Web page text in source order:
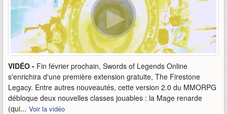
VIDÉO - Fin février prochain, Swords of Legends Online
s'enrichira d'une première extension gratuite, The Firestone
Legacy. Entre autres nouveautés, cette version 2.0 du MMORPG
débloque deux nouvelles classes jouables : la Mage renarde
(qui... Voir la vidéo